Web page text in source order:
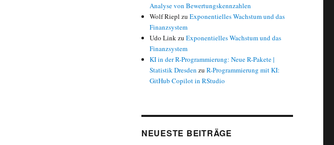
Analyse von Bewertungskennzahlen
Wolf Riepl zuExponentielles Wachstum und das
Finanzsystem
Udo LinkzuExponentielles Wachstum und das
Finanzsystem
KI in der R-Programmierung: Neue R-Pakete |
Statistik Dresden zuR-Programmierung mit KI:
GitHub Copilot in RStudio
NEUESTE BEITRÄGE